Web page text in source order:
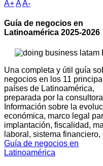
A+AA-
Guía de negocios en
Latinoamérica 2025-2026
Una completa y útil guía
negocios en los 11
países de Latinoamérica,
preparada por la
Información sobre la
económica, marco legal
implantación, fiscalidad,
laboral, sistema financiero,
Guía de negocios en
Latinoamérica